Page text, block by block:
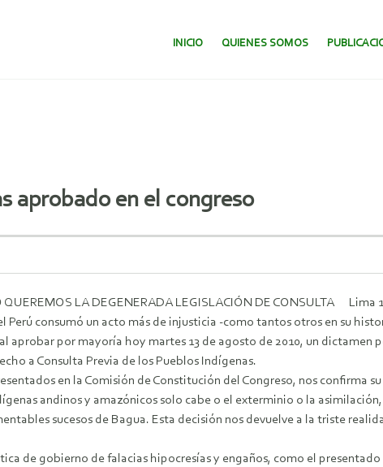
SALTAR AL CONTENIDO.
INICIO QUIENES SOMOS
aprobado en el congreso
LA DEGENERADA LEGISLACIÓN DE CONSULTA Lima
Perú consumó un acto más de injusticia -como tantos otros en su
aprobar por mayoría hoy martes 13 de agosto de 2010, un dictamen
a Consulta Previa de los Pueblos Indígenas.
en la Comisión de Constitución del Congreso, nos confirma
andinos y amazónicos solo cabe o el exterminio o la
sucesos de Bagua. Esta decisión nos devuelve a la triste
de gobierno de falacias hipocresías y engaños, como el